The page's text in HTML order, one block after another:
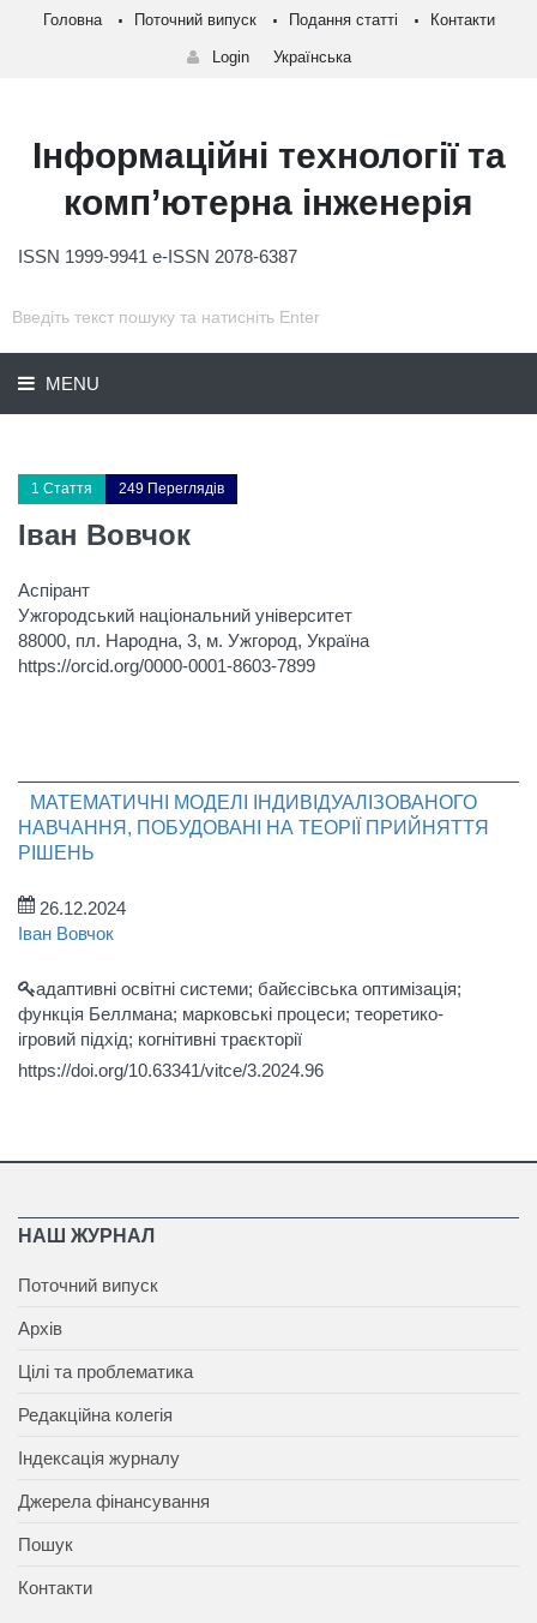
Головна Поточний випуск Подання статті Контакти
Login Українська
Інформаційні технології та
комп’ютерна інженерія
ISSN 1999-9941 e-ISSN 2078-6387
MENU
1 Стаття 249 Переглядів
Іван Вовчок
Аспірант
Ужгородський національний університет
88000, пл. Народна, 3, м. Ужгород, Україна
https://orcid.org/0000-0001-8603-7899
МАТЕМАТИЧНІ МОДЕЛІ ІНДИВІДУАЛІЗОВАНОГО
НАВЧАННЯ, ПОБУДОВАНІ НА ТЕОРІЇ ПРИЙНЯТТЯ
РІШЕНЬ
26.12.2024
Іван Вовчок
адаптивні освітні системи; байєсівська оптимізація;
функція Беллмана; марковські процеси; теоретико-
ігровий підхід; когнітивні траєкторії
https://doi.org/10.63341/vitce/3.2024.96
НАШ ЖУРНАЛ
Поточний випуск
Архів
Цілі та проблематика
Редакційна колегія
Індексація журналу
Джерела фінансування
Пошук
Контакти